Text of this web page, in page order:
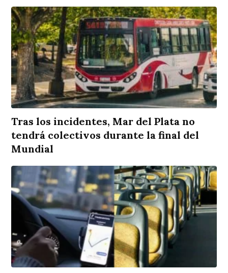
Tras los incidentes, Mar del Plata no
tendrá colectivos durante la final del
Mundial